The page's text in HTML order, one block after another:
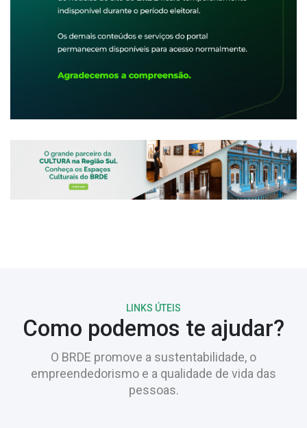
LINKS ÚTEIS
Como podemos te ajudar?
O BRDE promove a sustentabilidade, o
empreendedorismo e a qualidade de vida das
pessoas.